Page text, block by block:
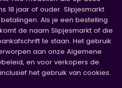
18 jaar of ouder. Slipjesmarkt
Als je een bestelling
de naam Slipjesmarkt of die
te staan. Het gebruik
aan onze Algemene
en voor verkopers de
het gebruik van cookies.